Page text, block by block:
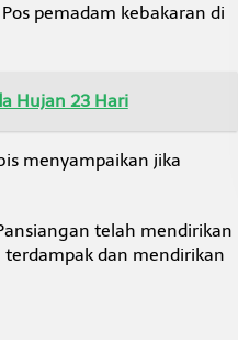
pemadam kebakaran di
Hujan 23 Hari
menyampaikan jika
telah mendirikan
dan mendirikan